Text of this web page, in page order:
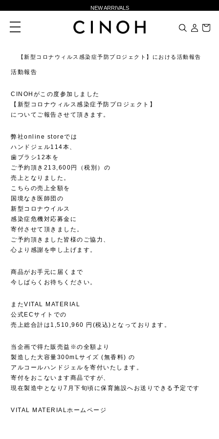
NEW ARRIVALS
新規会員登録500ポイントプレゼント
夏季休業に伴う一部業務休業のお知らせ
ニュースレター登録で¥1,000クーポン進呈
toggle
navigation
【新型コロナウィルス感染症予防プロジェクト】における活動報告
活動報告
CINOHがこの度参加しました
【新型コロナウィルス感染症予防プロジェクト】
についてご報告させて頂きます。
弊社online storeでは
ハンドジェル114本、
歯ブラシ12本を
ご予約頂き213,600円（税別）の
売上となりました。
こちらの売上全額を
国境なき医師団の
新型コロナウイルス
感染症危機対応募金に
寄付させて頂きました。
ご予約頂きました皆様のご協力、
心より感謝を申し上げます。
商品がお手元に届くまで
今しばらくお待ちください。
またVITAL MATERIAL
公式ECサイトでの
売上総合計は1,510,960 円(税込)となっております。
当企画で得た販売益※の全額より
製造した大容量300mLサイズ (無香料) の
アルコールハンドジェルを寄付いたします。
寄付をおこないます商品ですが、
現在製造中となり7月下旬頃に保育施設へお送りできる予定です
VITAL MATERIALホームページ